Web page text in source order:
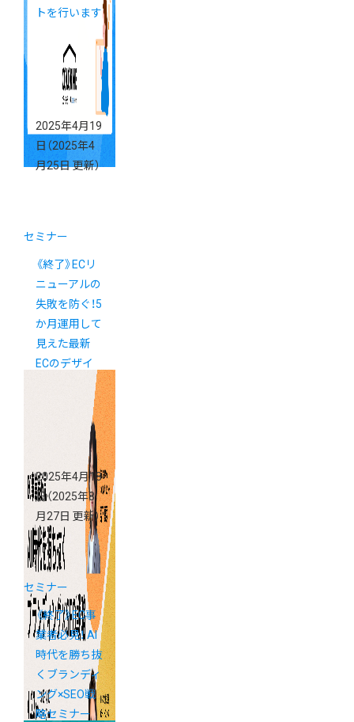
トを行います
2025年4月19
日 （2025年4
月25日 更新）
セミナー
《終了》ECリ
ニューアルの
失敗を防ぐ！5
か月運用して
見えた最新
ECのデザイ
ン戦略オンラ
インセミナー
2025年4月18
日（2025年8
月27日 更新）
セミナー
《終了》EC事
業者必見！ AI
時代を勝ち抜
くブランディ
ング×SEO戦
略セミナー